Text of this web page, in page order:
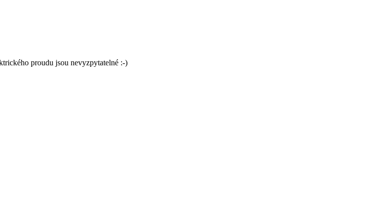
proudu jsou nevyzpytatelné :-)